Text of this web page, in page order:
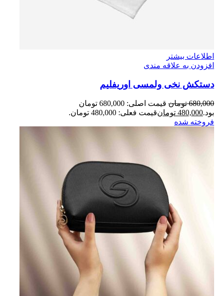
اطلاعات بیشتر
افزودن به علاقه مندی
دستکش نخی ولمسی اوریفلیم
680,000 تومان
قیمت اصلی: 680,000 تومان
بود.480,000 تومانقیمت فعلی: 480,000 تومان.
فروخته شده